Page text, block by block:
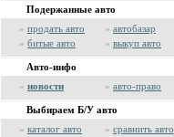
Подержанные авто
» продать авто » автобазар
» битые авто » выкуп авто
Авто-инфо
» новости » авто-право
Выбираем Б/У авто
» каталог авто » сравнить авто